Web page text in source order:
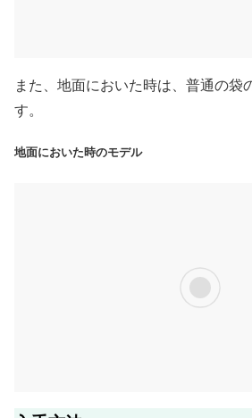
また、地面においた時は、普通の袋
す。
地面においた時のモデル